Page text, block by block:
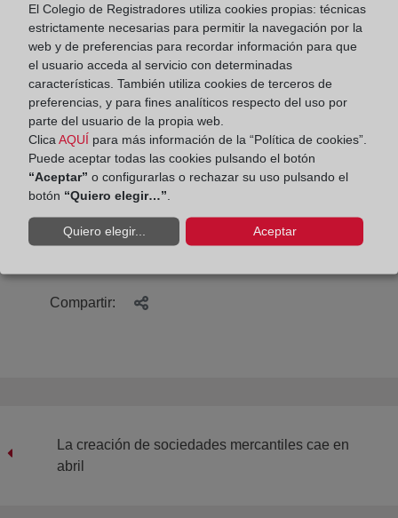
En el caso de viviendas, Cataluña (1.633),
Comunidad Valenciana (1.524) y Andalucía (1.182)
presentan el mayor número de ejecuciones. Y La
Rioja (11), Comunidad Foral de Navarra (21) y País
Vasco (34) los menores.
El INE advierte en su información que los datos de
2019 son provisionales y se revisarán cuando se
difundan los del mismo periodo del año próximo. Es
decir, cuando se publiquen los datos del primer
trimestre de 2020, se difundirán los definitivos del
mismo trimestre de 2019.
Compartir:
La creación de sociedades mercantiles cae en
abril
El Colegio de Registradores utiliza cookies propias: técnicas
estrictamente necesarias para permitir la navegación por la
web y de preferencias para recordar información para que
el usuario acceda al servicio con determinadas
características. También utiliza cookies de terceros de
preferencias, y para fines analíticos respecto del uso por
parte del usuario de la propia web.
Clica AQUÍ para más información de la “Política de cookies”.
Puede aceptar todas las cookies pulsando el botón
“Aceptar” o configurarlas o rechazar su uso pulsando el
botón “Quiero elegir…”
Quiero elegir... Aceptar